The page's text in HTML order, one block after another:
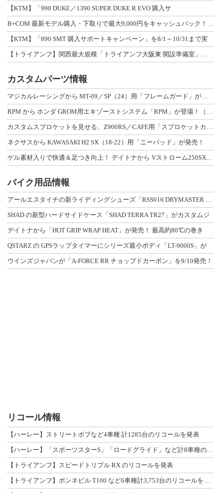
【KTM】「990 DUKE／1390 SUPER DUKE R EVO 購入サ
【KTM】「890 SMT 購入サポートキャンペーン」を8/1～10/31まで実
カスタムパーツ情報
ネクサスから KAWASAKI H2 SX（18-22）用「ニーパッド」が発売！
バイク用品情報
SHAD の新型ハードサイドケース「SHAD TERRA TR27」がカスタムジ
デイトナから「HOT GRIP WRAP HEAT」が発売！ 最高約80℃の巻き
QSTARZ の GPSラップタイマーにシリーズ最小ボディ「LT-9000S」が
ウインズジャパンが「A-FORCE RR チョップドカーボン」を9/10発売！
リコール情報
【ハーレー】ストリートボブなど4車種 計1285台のリコールを発表
【トライアンフ】スピードトリプル RX のリコールを発表